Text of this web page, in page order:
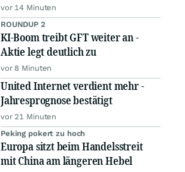
vor 14 Minuten
ROUNDUP 2
KI-Boom treibt GFT weiter an -
Aktie legt deutlich zu
vor 8 Minuten
United Internet verdient mehr -
Jahresprognose bestätigt
vor 21 Minuten
Peking pokert zu hoch
Europa sitzt beim Handelsstreit
mit China am längeren Hebel